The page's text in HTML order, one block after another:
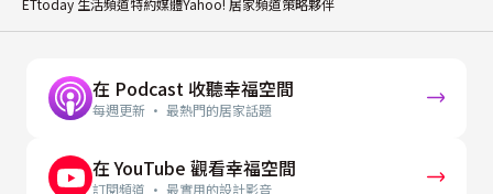
在 Podcast 收聽幸福空間
每週更新 · 最熱門的居家話題
在 YouTube 觀看幸福空間
訂閱頻道 · 最實用的設計影音